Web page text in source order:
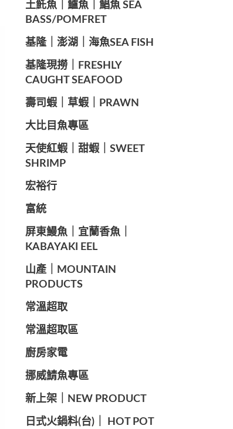
️土魠魚｜鱸魚｜鯧魚 SEA ​​
BASS/POMFRET
️基隆｜澎湖｜海魚SEA ​​FISH
️基隆現撈｜FRESHLY
CAUGHT SEAFOOD
️壽司蝦｜草蝦｜PRAWN
️大比目魚專區
️天使紅蝦｜甜蝦｜SWEET
SHRIMP
宏裕行
富統
️屏東鰻魚｜宜蘭香魚｜
KABAYAKI EEL
山產｜MOUNTAIN
PRODUCTS
常溫超取
常溫超取區
廚房家電
️挪威鯖魚專區
️新上架｜NEW PRODUCT
️日式火鍋料(台)｜ HOT POT